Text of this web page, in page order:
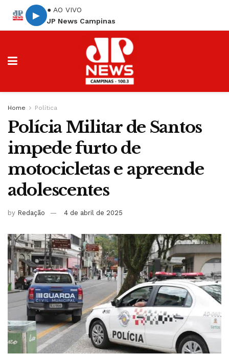
▶
● AO VIVO
JP News Campinas
Home Política
Polícia Militar de Santos
impede furto de
motocicletas e apreende
adolescentes
by Redação 4 de abril de 2025